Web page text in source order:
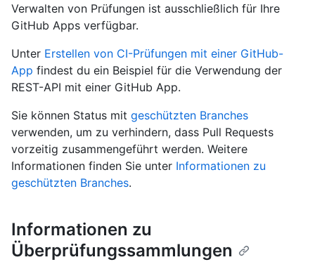
Verwalten von Prüfungen ist ausschließlich für Ihre
GitHub Apps verfügbar.
Unter Erstellen von CI-Prüfungen mit einer GitHub-
App findest du ein Beispiel für die Verwendung der
REST-API mit einer GitHub App.
Sie können Status mit geschützten Branches
verwenden, um zu verhindern, dass Pull Requests
vorzeitig zusammengeführt werden. Weitere
Informationen finden Sie unter Informationen zu
geschützten Branches.
Informationen zu
Überprüfungssammlungen